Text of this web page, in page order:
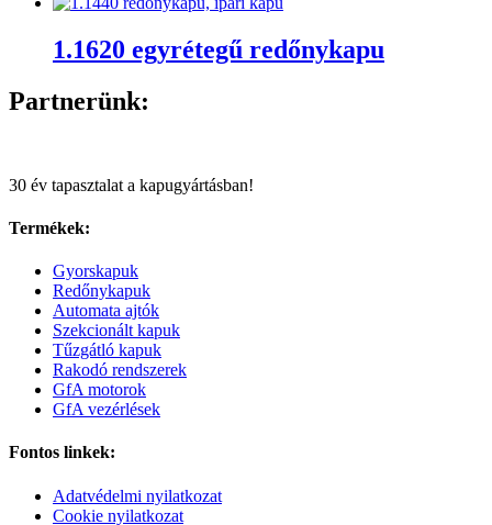
1.1620 egyrétegű redőnykapu
Partnerünk:
30 év tapasztalat a kapugyártásban!
Termékek:
Gyorskapuk
Redőnykapuk
Automata ajtók
Szekcionált kapuk
Tűzgátló kapuk
Rakodó rendszerek
GfA motorok
GfA vezérlések
Fontos linkek:
Adatvédelmi nyilatkozat
Cookie nyilatkozat